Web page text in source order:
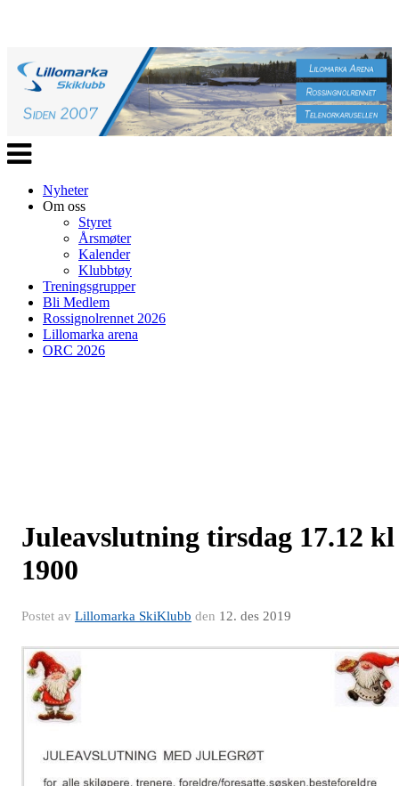
Veksle
navigasjon
Nyheter
Om oss
Styret
Årsmøter
Kalender
Klubbtøy
Treningsgrupper
Bli Medlem
Rossignolrennet 2026
Lillomarka arena
ORC 2026
Juleavslutning tirsdag 17.12 kl
1900
Postet av Lillomarka SkiKlubb den 12. des 2019